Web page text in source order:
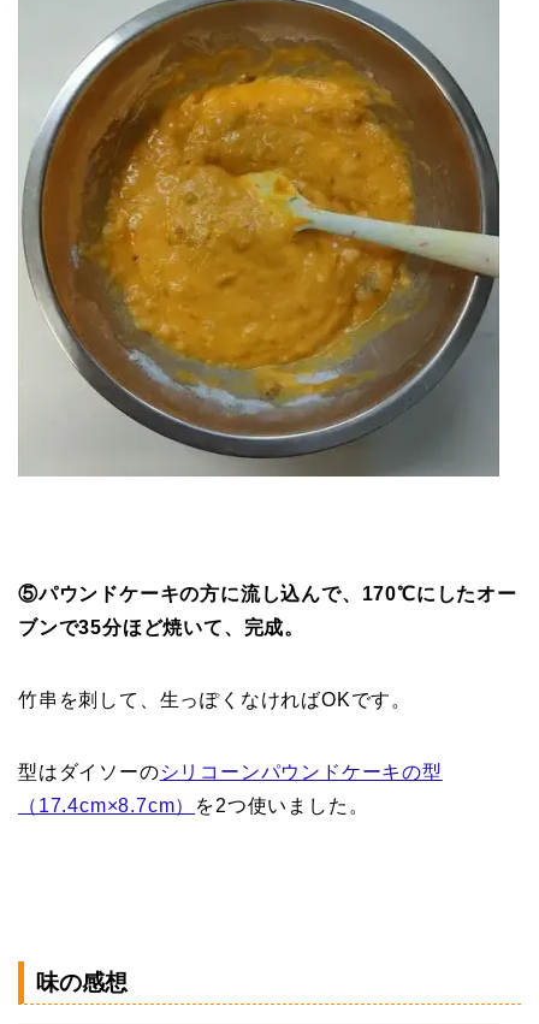
⑤パウンドケーキの方に流し込んで、170℃にしたオー
ブンで35分ほど焼いて、完成。
竹串を刺して、生っぽくなければOKです。
型はダイソーのシリコーンパウンドケーキの型
（17.4cm×8.7cm）
を2つ使いました。
味の感想